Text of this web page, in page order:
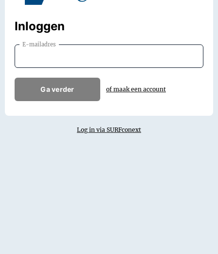
Inloggen
E-mailadres
Ga verder of maak een account
Log in via SURFconext